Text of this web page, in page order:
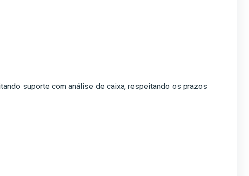
suporte com análise de caixa, respeitando os prazos